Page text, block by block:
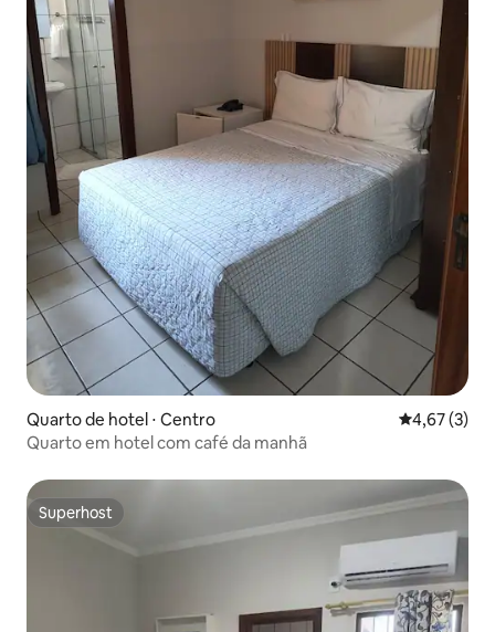
Quarto de hotel ⋅ Centro 4,67 de
4,67 (3)
Quarto em hotel com café da manhã
Superhost
Superhost